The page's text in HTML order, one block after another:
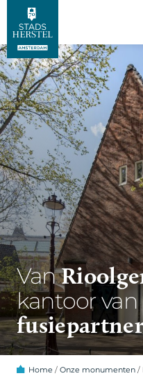
Van
kantoor van
Home /Onze monumenten /